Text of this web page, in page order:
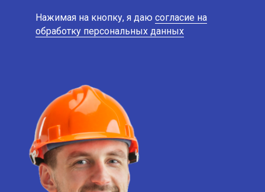
Нажимая на кнопку, я даю согласие на
обработку персональных данных